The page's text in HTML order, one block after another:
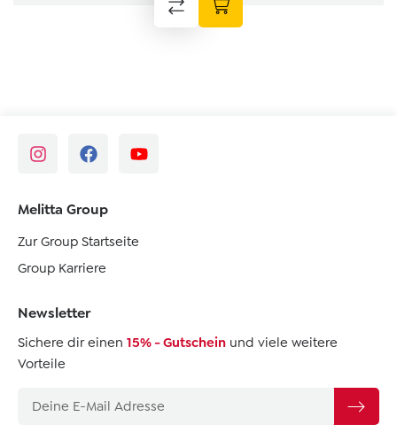
Melitta Group
Zur Group Startseite
Group Karriere
Newsletter
Sichere dir einen 15% - Gutschein und viele weitere
Vorteile